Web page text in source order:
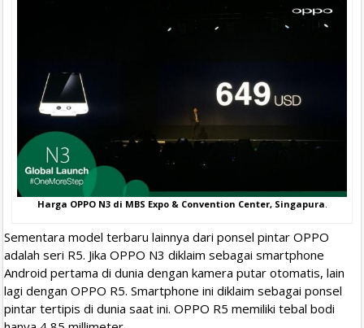
Harga OPPO N3 di MBS Expo & Convention Center, Singapura.
Sementara model terbaru lainnya dari ponsel pintar OPPO
adalah seri R5. Jika OPPO N3 diklaim sebagai smartphone
Android pertama di dunia dengan kamera putar otomatis, lain
lagi dengan OPPO R5. Smartphone ini diklaim sebagai ponsel
pintar tertipis di dunia saat ini. OPPO R5 memiliki tebal bodi